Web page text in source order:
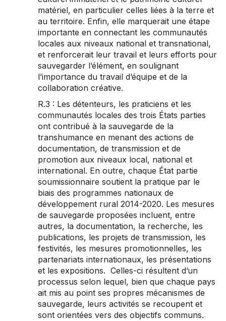
matériel, en particulier celles liées à la terre et
au territoire. Enfin, elle marquerait une étape
importante en connectant les communautés
locales aux niveaux national et transnational,
et renforcerait leur travail et leurs efforts pour
sauvegarder l’élément, en soulignant
l’importance du travail d’équipe et de la
collaboration créative.
R.3 : Les détenteurs, les praticiens et les
communautés locales des trois États parties
ont contribué à la sauvegarde de la
transhumance en menant des actions de
documentation, de transmission et de
promotion aux niveaux local, national et
international. En outre, chaque État partie
soumissionnaire soutient la pratique par le
biais des programmes nationaux de
développement rural 2014-2020. Les mesures
de sauvegarde proposées incluent, entre
autres, la documentation, la recherche, les
publications, les projets de transmission, les
festivités, les mesures promotionnelles, les
partenariats internationaux, les présentations
et les expositions. Celles-ci résultent d’un
processus selon lequel, bien que chaque pays
ait mis au point ses propres mécanismes de
sauvegarde, leurs activités se recoupent et
sont orientées vers des objectifs communs.